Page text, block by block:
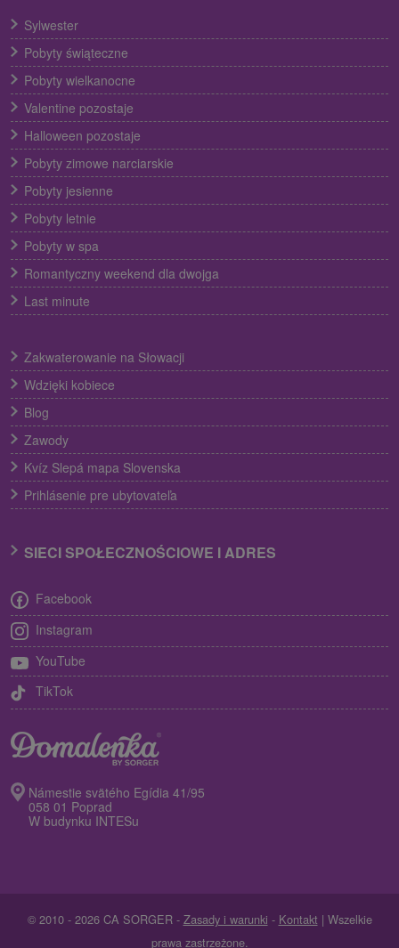
Sylwester
Pobyty świąteczne
Pobyty wielkanocne
Valentine pozostaje
Halloween pozostaje
Pobyty zimowe narciarskie
Pobyty jesienne
Pobyty letnie
Pobyty w spa
Romantyczny weekend dla dwojga
Last minute
Zakwaterowanie na Słowacji
Wdzięki kobiece
Blog
Zawody
Kvíz Slepá mapa Slovenska
Prihlásenie pre ubytovateľa
SIECI SPOŁECZNOŚCIOWE I ADRES
Facebook
Instagram
YouTube
TikTok
Námestie svätého Egídia 41/95
058 01 Poprad
W budynku INTESu
© 2010 - 2026 CA SORGER - Zasady i warunki - Kontakt | Wszelkie
prawa zastrzeżone.